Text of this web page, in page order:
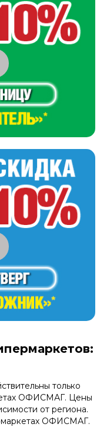
только
ОФИСМАГ. Цены
от региона.
ОФИСМАГ.